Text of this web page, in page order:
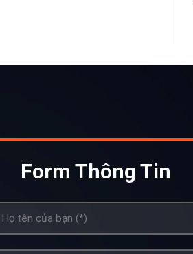
Form Thông Tin